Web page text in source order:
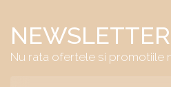
NEWSLETTER
Nu rata ofertele si promotiile